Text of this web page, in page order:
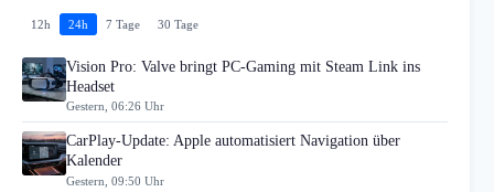
12h 24h 7 Tage 30 Tage
Vision Pro: Valve bringt PC-Gaming mit Steam Link ins
Headset
Gestern, 06:26 Uhr
CarPlay-Update: Apple automatisiert Navigation über
Kalender
Gestern, 09:50 Uhr